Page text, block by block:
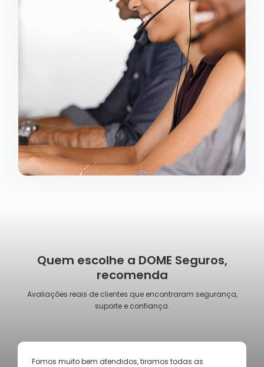
Quem escolhe a DOME Seguros,
recomenda
Avaliações reais de clientes que encontraram segurança,
suporte e confiança.
Excelente atendimento, preços acessíveis e ótimos